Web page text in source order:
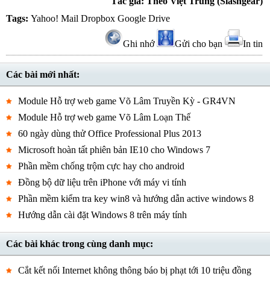
Tags: Yahoo! Mail Dropbox Google Drive
Ghi nhớ Gửi cho bạn In tin
Các bài mới nhất:
Module Hỗ trợ web game Võ Lâm Truyền Kỳ - GR4VN
Module Hỗ trợ web game Võ Lâm Loạn Thế
60 ngày dùng thử Office Professional Plus 2013
Microsoft hoàn tất phiên bản IE10 cho Windows 7
Phần mềm chống trộm cực hay cho android
Đồng bộ dữ liệu trên iPhone với máy vi tính
Phần mềm kiểm tra key win8 và hướng dẫn active windows 8
Hướng dẫn cài đặt Windows 8 trên máy tính
Các bài khác trong cùng danh mục:
Cắt kết nối Internet không thông báo bị phạt tới 10 triệu đồng